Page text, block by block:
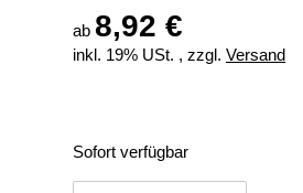
ab 8,92 €
inkl. 19% USt. , zzgl. Versand
Sofort verfügbar